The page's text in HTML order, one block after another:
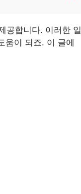
공합니다. 이러한 일
움이 되죠. 이 글에